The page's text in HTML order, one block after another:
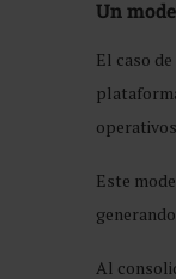
Un
El caso
Este
Al